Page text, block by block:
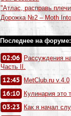
"Атлас, расправь
Дорожка №2 – Moth
Последнее на форуме:
02:06
Рассуждения
Часть II.
12:45 MetClub.ru v.4.0
16:10 Кулинария это
03:23 Как я начал